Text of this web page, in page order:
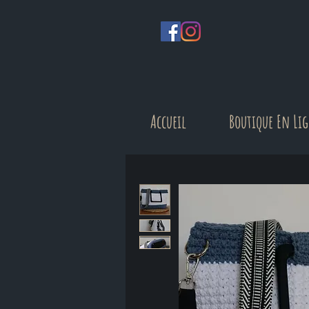
Accueil Boutique En